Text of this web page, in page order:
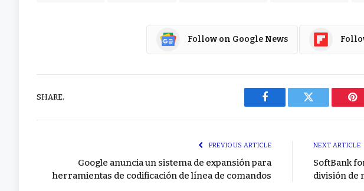
Follow on Google News
SHARE.
Facebook Twitter
PREVIOUS ARTICLE
Google anuncia un sistema de expansión para
herramientas de codificación de línea de comandos
NEXT ARTICLE
SoftBank
división de